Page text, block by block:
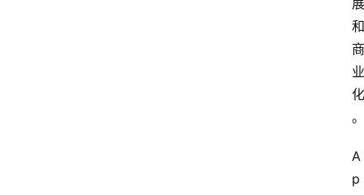
展
和
商
业
化
。
A
p